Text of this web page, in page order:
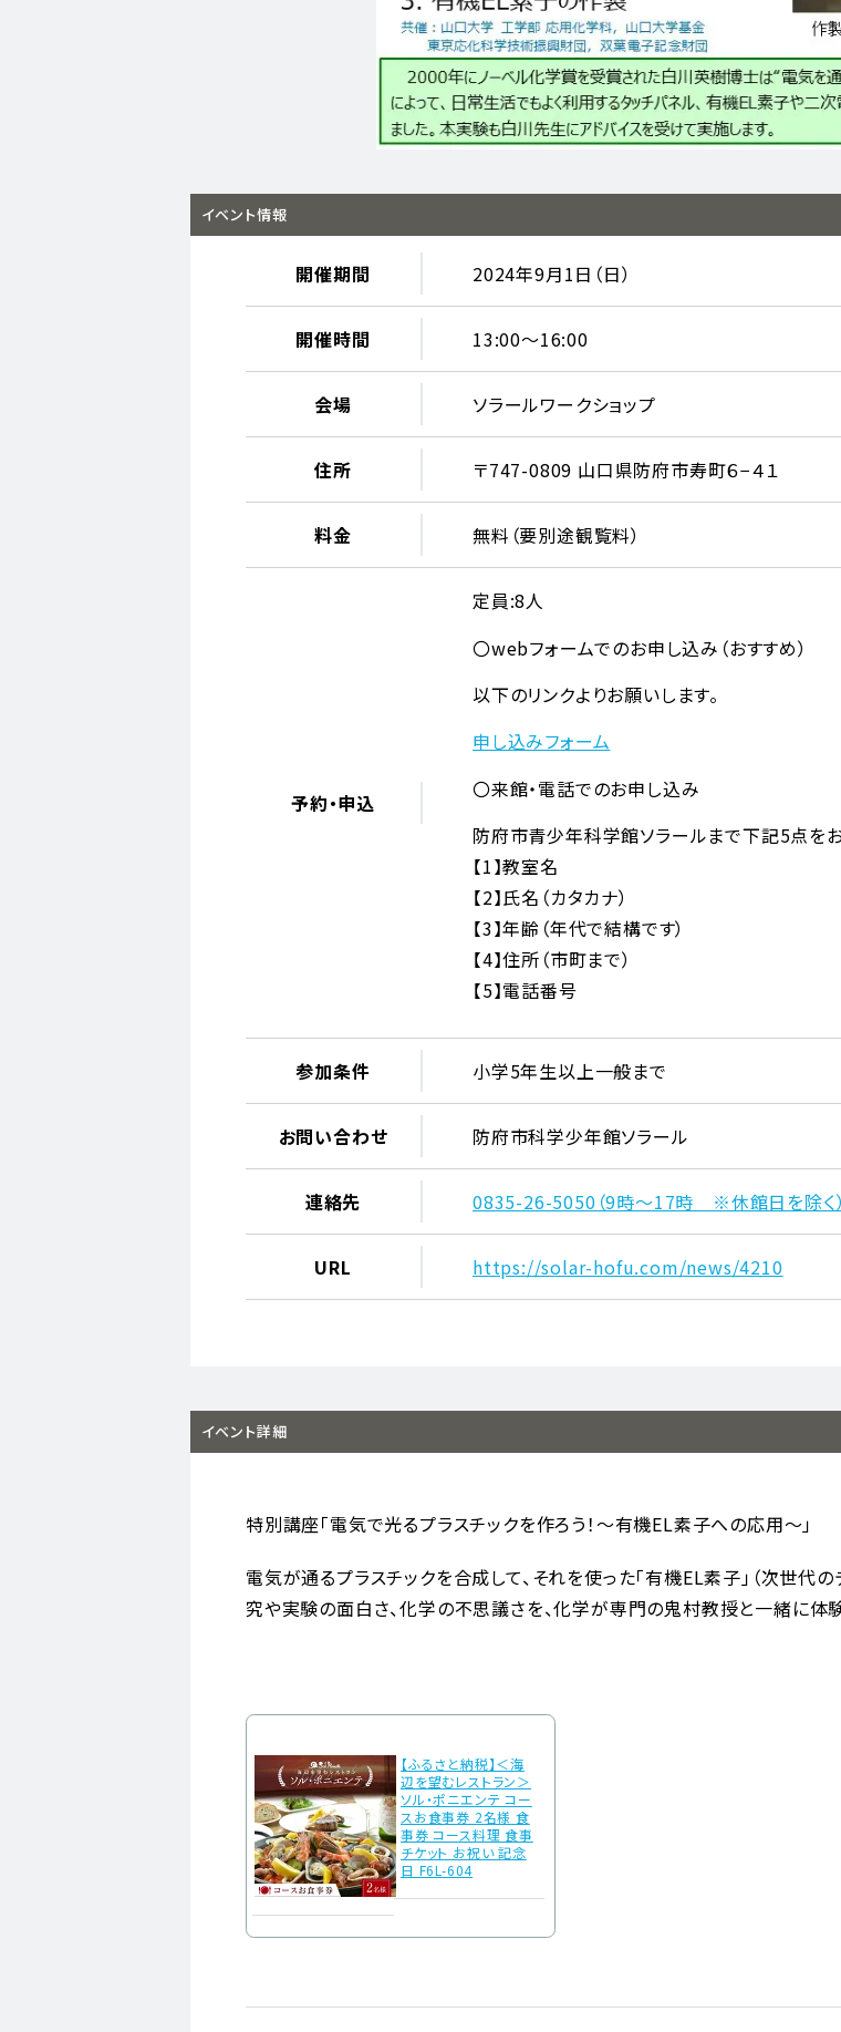
イベント情報
開催期間 2024年9月1日（日）
開催時間 13:00～16:00
会場 ソラールワークショップ
住所 〒747-0809 山口県防府市寿町６−４１
料金 無料（要別途観覧料）
予約・申込
定員:8人
〇webフォームでのお申し込み（おすすめ）
以下のリンクよりお願いします。
申し込みフォーム
〇来館・電話でのお申し込み
防府市青少年科学館ソラールまで下記5点をお
【1】教室名
【2】氏名（カタカナ）
【3】年齢（年代で結構です）
【4】住所（市町まで）
【5】電話番号
参加条件 小学5年生以上一般まで
お問い合わせ 防府市科学少年館ソラール
連絡先 0835-26-5050（9時～17時 ※休館日を除く）
URL https://solar-hofu.com/news/4210
イベント詳細
特別講座「電気で光るプラスチックを作ろう！～有機EL素子への応用～」
電気が通るプラスチックを合成して、それを使った「有機EL素子」（次世代
究や実験の面白さ、化学の不思議さを、化学が専門の鬼村教授と一緒に体験
【ふるさと納税】＜海
辺を望むレストラン＞
ソル・ポニエンテ コー
スお食事券 2名様 食
事券 コース料理 食事
チケット お祝い 記念
日 F6L-604